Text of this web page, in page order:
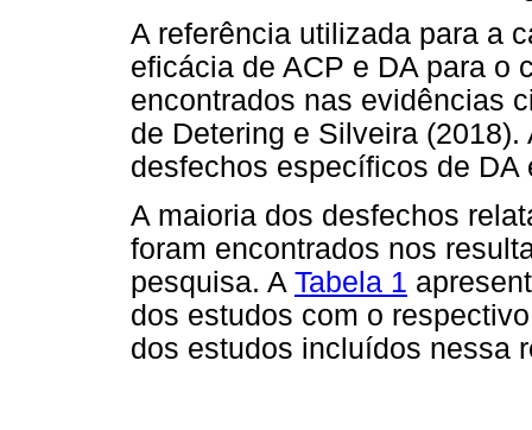
A referência utilizada para a
eficácia de ACP e DA para o
encontrados nas evidências
de Detering e Silveira (2018).
desfechos específicos de DA
A maioria dos desfechos
foram encontrados nos
pesquisa. A Tabela 1
dos estudos com o
dos estudos incluídos nessa